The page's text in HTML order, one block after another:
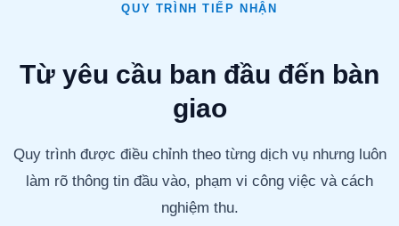
QUY TRÌNH TIẾP NHẬN
Từ yêu cầu ban đầu đến bàn
giao
Quy trình được điều chỉnh theo từng dịch vụ nhưng luôn
làm rõ thông tin đầu vào, phạm vi công việc và cách
nghiệm thu.